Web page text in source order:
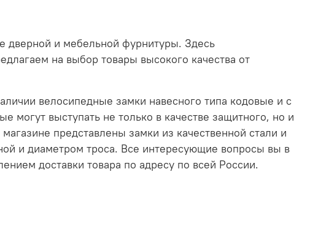
дверной и мебельной фурнитуры. Здесь
на выбор товары высокого качества от
велосипедные замки навесного типа кодовые и с
выступать не только в качестве защитного, но и
представлены замки из качественной стали и
и диаметром троса. Все интересующие вопросы вы в
доставки товара по адресу по всей России.